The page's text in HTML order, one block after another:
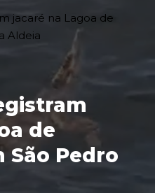
jacaré na Lagoa de
Aldeia
de
São Pedro